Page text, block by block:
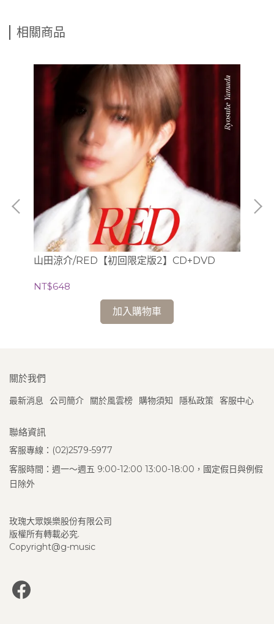
相關商品
山田涼介/RED【初回限定版2】CD+DVD
NT$648
加入購物車
關於我們
最新消息 公司簡介 關於風雲榜 購物須知 隱私政策 客服中心
聯絡資訊
客服專線：(02)2579-5977
客服時間：週一～週五 9:00-12:00 13:00-18:00，國定假日與例假
日除外
玫瑰大眾娛樂股份有限公司
版權所有轉載必究.
Copyright@g-music